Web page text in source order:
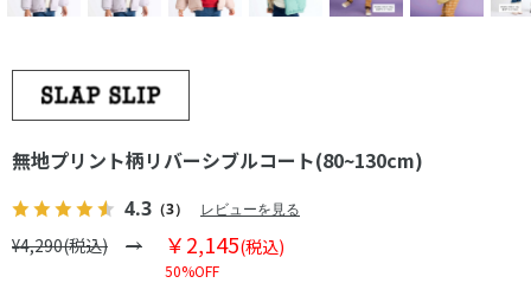
無地プリント柄リバーシブルコート(80~130cm)
4.3 （3） レビューを見る
¥4,290(税込) ￥2,145(税込)
50%OFF